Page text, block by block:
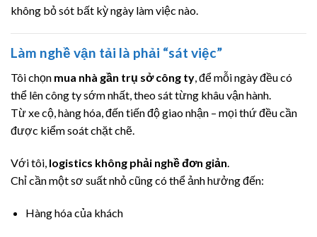
không bỏ sót bất kỳ ngày làm việc nào.
Làm nghề vận tải là phải “sát việc”
Tôi chọn mua nhà gần trụ sở công ty, để mỗi ngày đều có
thể lên công ty sớm nhất, theo sát từng khâu vận hành.
Từ xe cộ, hàng hóa, đến tiến độ giao nhận – mọi thứ đều cần
được kiểm soát chặt chẽ.
Với tôi, logistics không phải nghề đơn giản
Chỉ cần một sơ suất nhỏ cũng có thể ảnh hưởng đến:
Hàng hóa của khách